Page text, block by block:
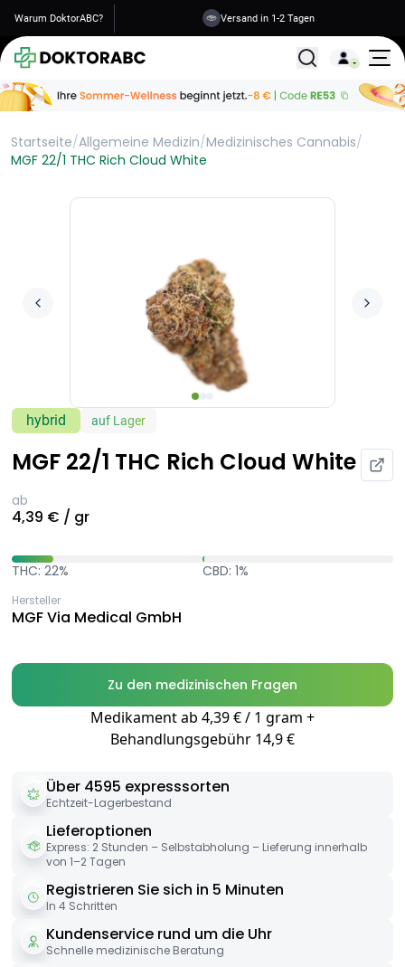
Warum DoktorABC? Versand in 1-2 Tagen
Alle
Startseite/Allgemeine Medizin/Medizinisches Cannabis/
MGF 22/1 THC Rich Cloud White
hybrid auf Lager
MGF 22/1 THC Rich Cloud White
ab
4,39 € / gr
THC: 22% CBD: 1%
Hersteller
MGF Via Medical GmbH
Zu den medizinischen Fragen
Medikament ab 4,39 € / 1 gram +
Behandlungsgebühr 14,9 €
Über 4595 expresssorten
Echtzeit-Lagerbestand
Lieferoptionen
Express: 2 Stunden – Selbstabholung – Lieferung innerhalb
von 1–2 Tagen
Registrieren Sie sich in 5 Minuten
In 4 Schritten
Kundenservice rund um die Uhr
Schnelle medizinische Beratung